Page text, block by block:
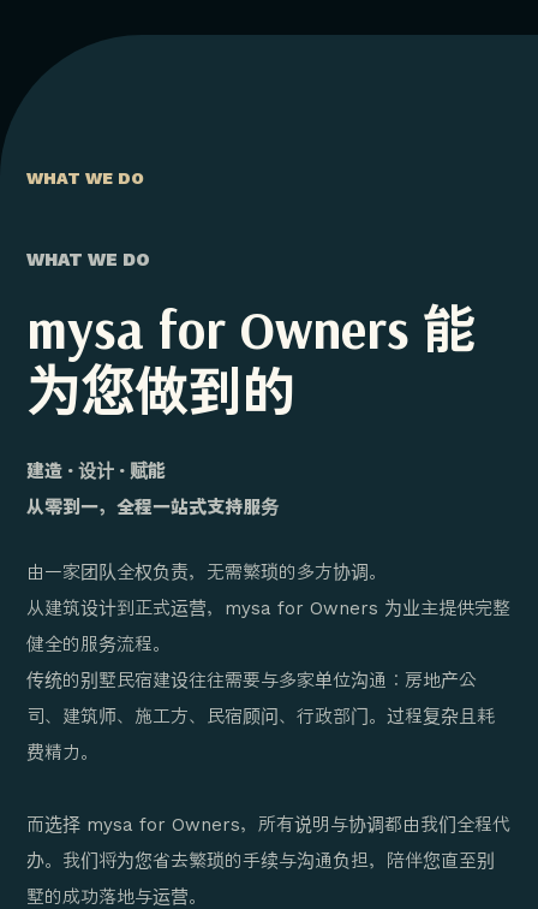
WHAT WE DO
WHAT WE DO
mysa for Owners 能
为您做到的
建造 · 设计 · 赋能
从零到一，全程一站式支持服务
由一家团队全权负责，无需繁琐的多方协调。
从建筑设计到正式运营，mysa for Owners 为业主提供完整
健全的服务流程。
传统的别墅民宿建设往往需要与多家单位沟通：房地产公
司、建筑师、施工方、民宿顾问、行政部门。过程复杂且耗
费精力。
而选择 mysa for Owners，所有说明与协调都由我们全程代
办。我们将为您省去繁琐的手续与沟通负担，陪伴您直至别
墅的成功落地与运营。